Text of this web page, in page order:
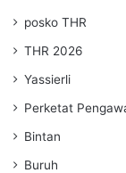
posko THR
THR 2026
Yassierli
Perketat
Bintan
Buruh